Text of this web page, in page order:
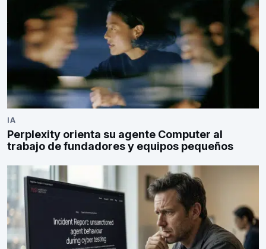
IA
Perplexity orienta su agente Computer al
trabajo de fundadores y equipos pequeños